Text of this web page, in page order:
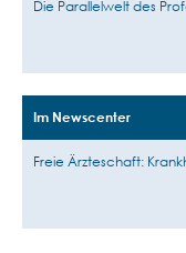
Die Parallelwelt des
Im Newscenter
Freie Ärzteschaft: